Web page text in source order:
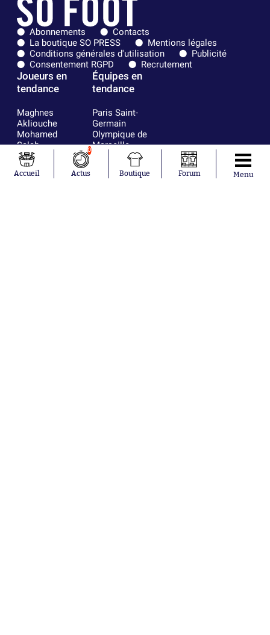
Abonnements
Contacts
La boutique SO PRESS
Mentions légales
Conditions générales d'utilisation
Publicité
Consentement RGPD
Recrutement
Joueurs en
tendance
Maghnes
Akliouche
Mohamed
Salah
Lionel Messi
Ferrán Torres
Kilian Corredor
Équipes en
tendance
Paris Saint-
Germain
Olympique de
Marseille
Real Madrid
Olympique
Accueil
0
Actus Boutique Forum Menu